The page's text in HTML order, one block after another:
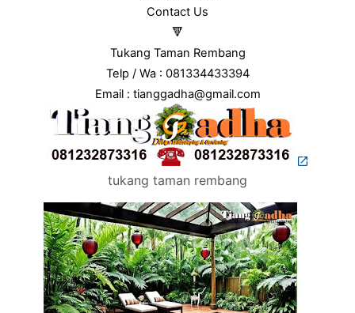
Contact Us
🔻
Tukang Taman Rembang
Telp / Wa : 081334433394
Email : tianggadha@gmail.com
tukang taman rembang